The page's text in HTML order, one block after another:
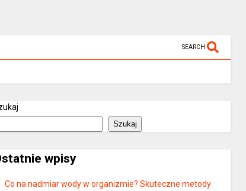
SEARCH
Szukaj
wpisy
Co na nadmiar wody w organizmie? Skuteczne metody